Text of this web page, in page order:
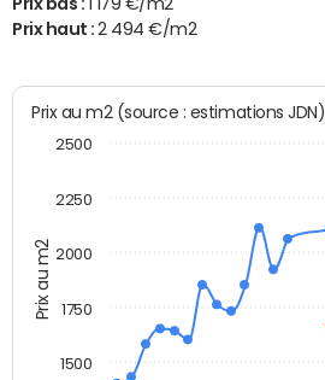
Prix haut :2 494 €/m2
Prix au m2
Prix au m2 (source : estimations JDN)
1500
1750
2000
2250
2500